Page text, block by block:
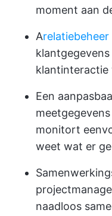
moment aan
Arelatiebeheer
klantinteractie
Een
monitort
weet wat er
naadloos